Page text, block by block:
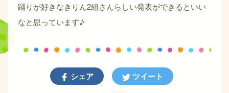
踊りが好きなきりん2組さんらしい発表ができるといい
なと思っています♪
シェア ツイート